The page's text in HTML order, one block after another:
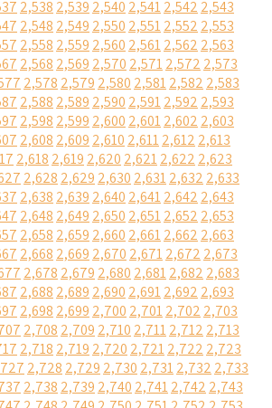
2,538 2,539 2,540 2,5412,542 2,543
2,548 2,549 2,550 2,5512,552 2,553
2,558 2,559 2,560 2,5612,562 2,563
2,568 2,569 2,570 2,5712,572 2,573
2,578 2,579 2,580 2,5812,582 2,583
2,588 2,589 2,590 2,5912,592 2,593
2,598 2,599 2,600 2,6012,602 2,603
2,608 2,609 2,610 2,6112,612 2,613
2,618 2,619 2,620 2,6212,622 2,623
2,628 2,629 2,630 2,6312,632 2,633
2,638 2,639 2,640 2,6412,642 2,643
2,648 2,649 2,650 2,6512,652 2,653
2,658 2,659 2,660 2,6612,662 2,663
2,668 2,669 2,670 2,6712,672 2,673
2,678 2,679 2,680 2,6812,682 2,683
2,688 2,689 2,690 2,6912,692 2,693
2,698 2,699 2,700 2,7012,702 2,703
2,708 2,709 2,710 2,7112,712 2,713
2,718 2,719 2,720 2,7212,722 2,723
2,728 2,729 2,730 2,7312,732 2,733
2,738 2,739 2,740 2,7412,742 2,743